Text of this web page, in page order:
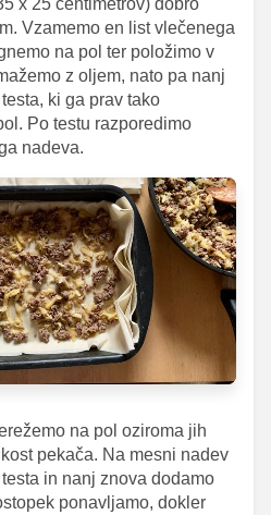
x 25 centimetrov) dobro
Vzamemo en list vlečenega
na pol ter položimo v
z oljem, nato pa nanj
ki ga prav tako
Po testu razporedimo
nadeva.
na pol oziroma jih
pekača. Na mesni nadev
in nanj znova dodamo
ponavljamo, dokler